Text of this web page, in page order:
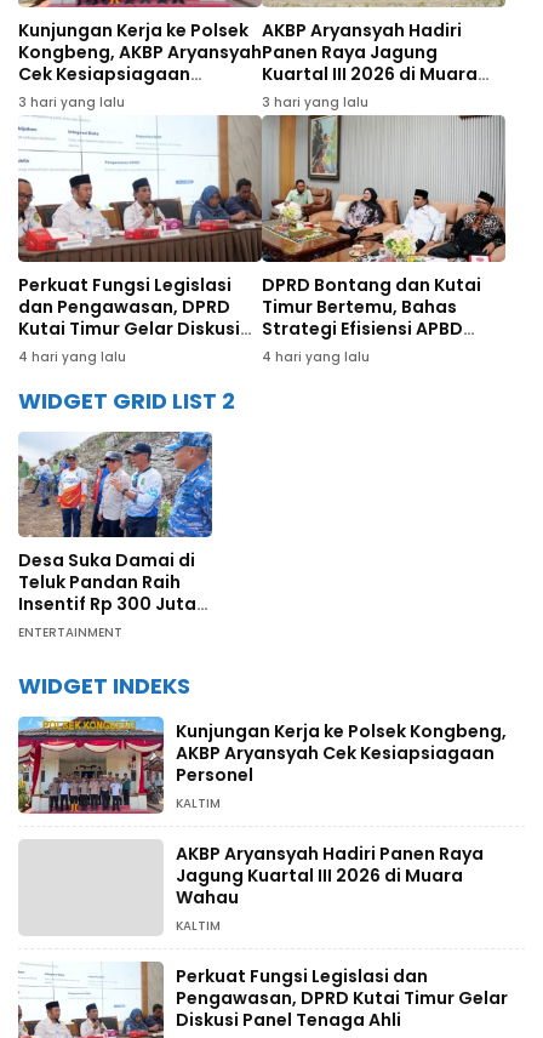
Kunjungan Kerja ke Polsek
Kongbeng, AKBP Aryansyah
Cek Kesiapsiagaan
Personel
3 hari yang lalu
AKBP Aryansyah Hadiri
Panen Raya Jagung
Kuartal III 2026 di Muara
Wahau
3 hari yang lalu
Perkuat Fungsi Legislasi
dan Pengawasan, DPRD
Kutai Timur Gelar Diskusi
Panel Tenaga Ahli
4 hari yang lalu
DPRD Bontang dan Kutai
Timur Bertemu, Bahas
Strategi Efisiensi APBD
hingga Dana Bagi Hasil
4 hari yang lalu
WIDGET GRID LIST 2
Desa Suka Damai di
Teluk Pandan Raih
Insentif Rp 300 Juta
dari Pengelolaan
ENTERTAINMENT
WIDGET INDEKS
Kunjungan Kerja ke Polsek Kongbeng,
AKBP Aryansyah Cek Kesiapsiagaan
Personel
KALTIM
AKBP Aryansyah Hadiri Panen Raya
Jagung Kuartal III 2026 di Muara
Wahau
KALTIM
Perkuat Fungsi Legislasi dan
Pengawasan, DPRD Kutai Timur Gelar
Diskusi Panel Tenaga Ahli